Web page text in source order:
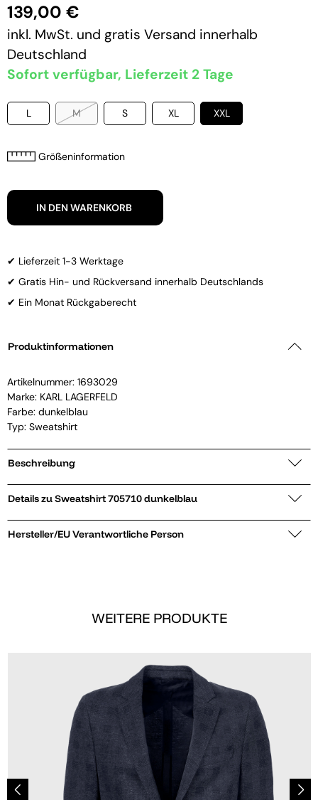
139,00 €
inkl. MwSt. und gratis Versand innerhalb
Deutschland
Sofort verfügbar, Lieferzeit 2 Tage
L M S XL XXL
Größeninformation
IN DEN WARENKORB
✔ Lieferzeit 1-3 Werktage
✔ Gratis Hin- und Rückversand innerhalb Deutschlands
✔ Ein Monat Rückgaberecht
Produktinformationen
Artikelnummer: 1693029
Marke: KARL LAGERFELD
Farbe: dunkelblau
Typ: Sweatshirt
Beschreibung
Details zu Sweatshirt 705710 dunkelblau
Hersteller/EU Verantwortliche Person
WEITERE PRODUKTE